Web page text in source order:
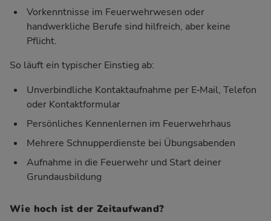
Vorkenntnisse im Feuerwehrwesen oder
handwerkliche Berufe sind hilfreich, aber keine
Pflicht.
So läuft ein typischer Einstieg ab:
Unverbindliche Kontaktaufnahme per E‑Mail, Telefon
oder Kontaktformular
Persönliches Kennenlernen im Feuerwehrhaus
Mehrere Schnupperdienste bei Übungsabenden
Aufnahme in die Feuerwehr und Start deiner
Grundausbildung
Wie hoch ist der Zeitaufwand?